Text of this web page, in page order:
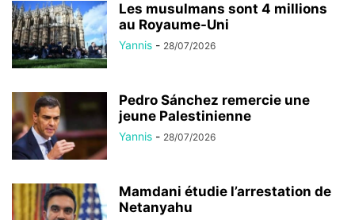
Les musulmans sont 4 millions
au Royaume-Uni
Yannis - 28/07/2026
Pedro Sánchez remercie une
jeune Palestinienne
Yannis - 28/07/2026
Mamdani étudie l’arrestation de
Netanyahu